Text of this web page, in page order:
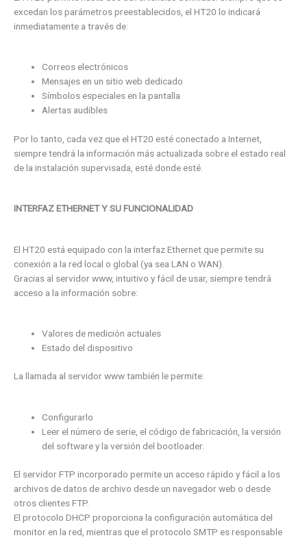
excedan los parámetros preestablecidos, el HT20 lo indicará
inmediatamente a través de:
Correos electrónicos
Mensajes en un sitio web dedicado
Símbolos especiales en la pantalla
Alertas audibles
Por lo tanto, cada vez que el HT20 esté conectado a Internet,
siempre tendrá la información más actualizada sobre el estado real
de la instalación supervisada, esté donde esté.
INTERFAZ ETHERNET Y SU FUNCIONALIDAD
El HT20 está equipado con la interfaz Ethernet que permite su
conexión a la red local o global (ya sea LAN o WAN).
Gracias al servidor www, intuitivo y fácil de usar, siempre tendrá
acceso a la información sobre:
Valores de medición actuales
Estado del dispositivo
La llamada al servidor www también le permite:
Configurarlo
Leer el número de serie, el código de fabricación, la versión
del software y la versión del bootloader.
El servidor FTP incorporado permite un acceso rápido y fácil a los
archivos de datos de archivo desde un navegador web o desde
otros clientes FTP.
El protocolo DHCP proporciona la configuración automática del
monitor en la red, mientras que el protocolo SMTP es responsable